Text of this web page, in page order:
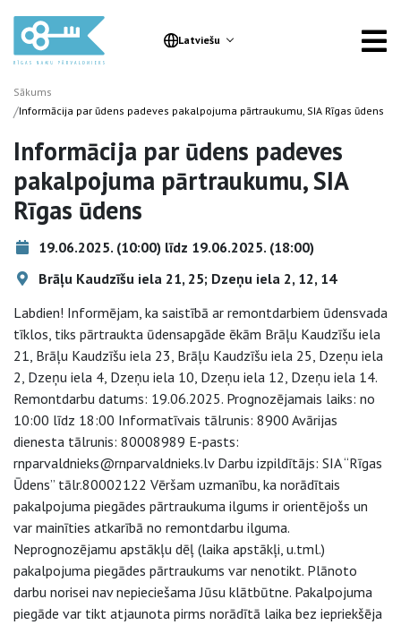
Latviešu
Sākums
/Informācija par ūdens padeves pakalpojuma pārtraukumu, SIA Rīgas ūdens
Informācija par ūdens padeves
pakalpojuma pārtraukumu, SIA
Rīgas ūdens
19.06.2025. (10:00) līdz 19.06.2025. (18:00)
Brāļu Kaudzīšu iela 21, 25; Dzeņu iela 2, 12, 14
Labdien! Informējam, ka saistībā ar remontdarbiem ūdensvada
tīklos, tiks pārtraukta ūdensapgāde ēkām Brāļu Kaudzīšu iela
21, Brāļu Kaudzīšu iela 23, Brāļu Kaudzīšu iela 25, Dzeņu iela
2, Dzeņu iela 4, Dzeņu iela 10, Dzeņu iela 12, Dzeņu iela 14.
Remontdarbu datums: 19.06.2025. Prognozējamais laiks: no
10:00 līdz 18:00 Informatīvais tālrunis: 8900 Avārijas
dienesta tālrunis: 80008989 E-pasts:
rnparvaldnieks@rnparvaldnieks.lv Darbu izpildītājs: SIA “Rīgas
Ūdens” tālr.80002122 Vēršam uzmanību, ka norādītais
pakalpojuma piegādes pārtraukuma ilgums ir orientējošs un
var mainīties atkarībā no remontdarbu ilguma.
Neprognozējamu apstākļu dēļ (laika apstākļi, u.tml.)
pakalpojuma piegādes pārtraukums var nenotikt. Plānoto
darbu norisei nav nepieciešama Jūsu klātbūtne. Pakalpojuma
piegāde var tikt atjaunota pirms norādītā laika bez iepriekšēja